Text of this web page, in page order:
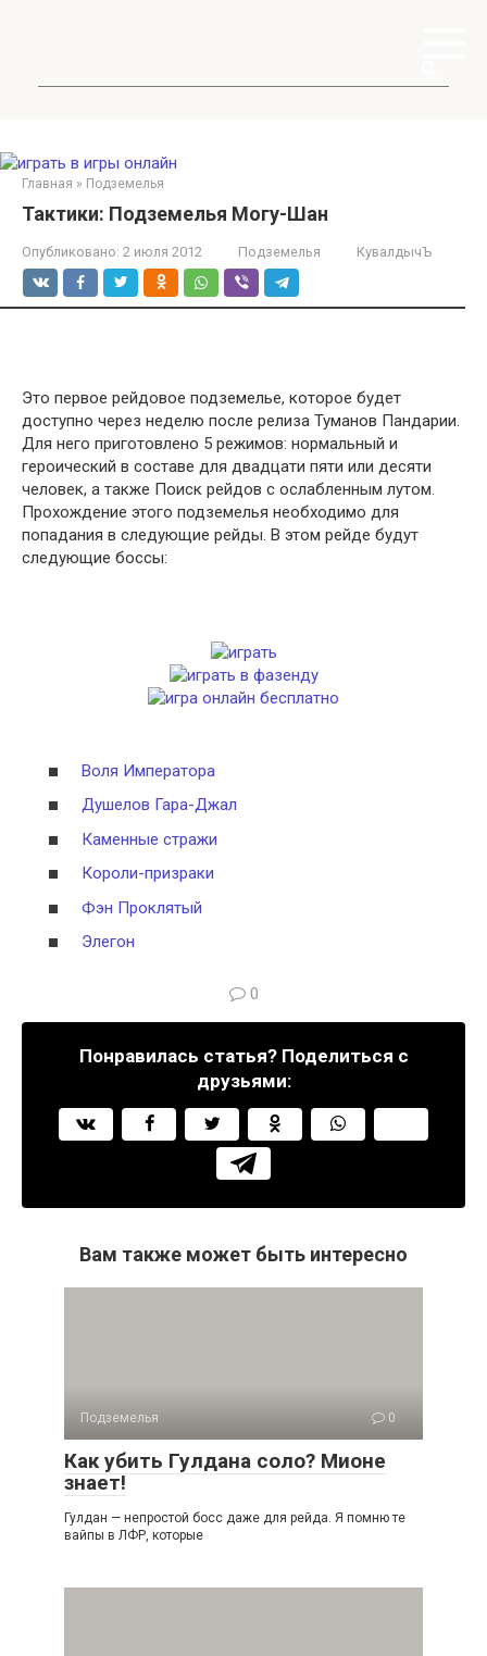
Главная » Подземелья
Тактики: Подземелья Могу-Шан
Опубликовано: 2 июля 2012 Подземелья КувалдычЪ
Это первое рейдовое подземелье, которое будет
доступно через неделю после релиза Туманов Пандарии.
Для него приготовлено 5 режимов: нормальный и
героический в составе для двадцати пяти или десяти
человек, а также Поиск рейдов с ослабленным лутом.
Прохождение этого подземелья необходимо для
попадания в следующие рейды. В этом рейде будут
следующие боссы:
Воля Императора
Душелов Гара-Джал
Каменные стражи
Короли-призраки
Фэн Проклятый
Элегон
0
Понравилась статья? Поделиться с
друзьями:
Вам также может быть интересно
Подземелья 0
Как убить Гулдана соло? Мионе
знает!
Гулдан — непростой босс даже для рейда. Я помню те
вайпы в ЛФР, которые